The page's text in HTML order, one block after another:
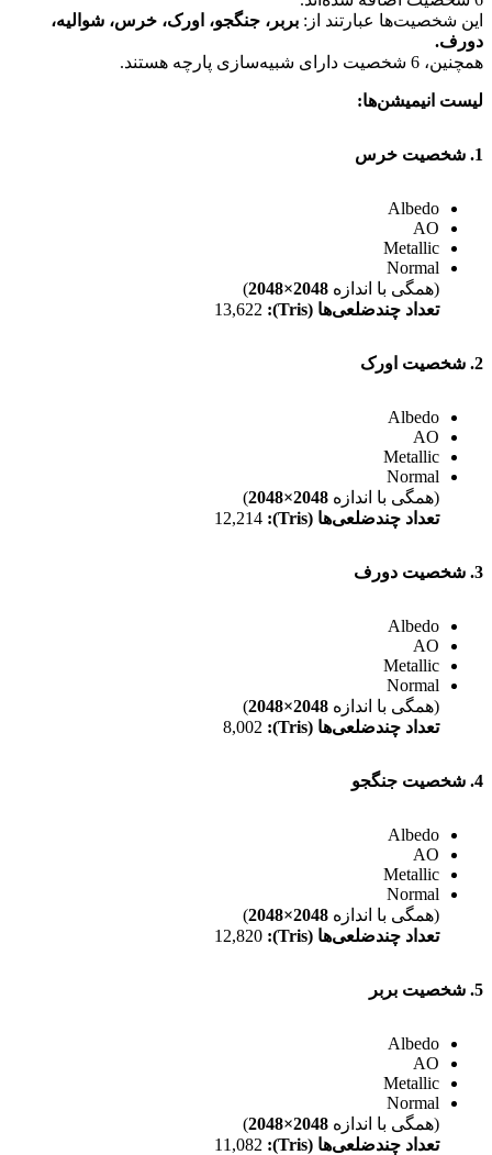
این شخصیت‌ها عبارتند از: بربر، جنگجو، اورک، خرس، شوالیه،
دورف.
همچنین، 6 شخصیت دارای شبیه‌سازی پارچه هستند.
لیست انیمیشن‌ها:
1. شخصیت خرس
Albedo
AO
Metallic
Normal
(همگی با اندازه 2048×2048
)
تعداد چندضلعی‌ها (Tris):
2. شخصیت اورک
Albedo
AO
Metallic
Normal
(همگی با اندازه 2048×2048
)
تعداد چندضلعی‌ها (Tris):
3. شخصیت دورف
Albedo
AO
Metallic
Normal
(همگی با اندازه 2048×2048
)
تعداد چندضلعی‌ها (Tris):
4. شخصیت جنگجو
Albedo
AO
Metallic
Normal
(همگی با اندازه 2048×2048
)
تعداد چندضلعی‌ها (Tris):
5. شخصیت بربر
Albedo
AO
Metallic
Normal
(همگی با اندازه 2048×2048
)
تعداد چندضلعی‌ها (Tris):